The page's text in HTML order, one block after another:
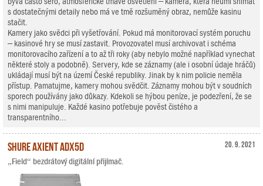
s dostatečnými detaily nebo má ve tmě rozšuměný obraz, nemůže kasinu
stačit.
Kamery jako svědci při vyšetřování. Pokud má monitorovací systém poruchu
– kasinové hry se musí zastavit. Provozovatel musí archivovat i schéma
monitorovacího zařízení a to až tři roky (aby nebylo možné například vynechat
některé stoly a podobně). Servery, kde se záznamy (ale i osobní údaje hráčů)
ukládají musí být na území České republiky. Jinak by k nim policie neměla
přístup. Pamatujme, kamery mohou svědčit. Záznamy mohou být v soudních
sporech používány jako důkazy. Kdekoli se hýbou peníze, je podezření, že se
s nimi manipuluje. Každé kasino potřebuje pověst čistého a
transparentního...
20. 9. 2021
Shure Axient ADX5D
„Field“ bezdrátový digitální přijímač.